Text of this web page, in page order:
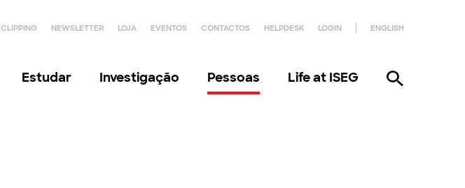
CLIPPING NEWSLETTER LOJA EVENTOS CONTACTOS HELPDESK LOGIN ENGLISH
Estudar Investigação Pessoas Life at ISEG